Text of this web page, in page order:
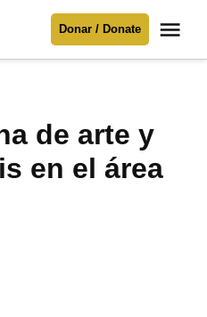
necesitamos
Donar / Donate
de arte y
en el área